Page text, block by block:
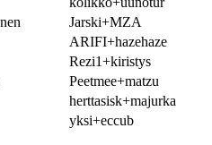
Jarski+MZA
ARIFI+hazehaze
Rezi1+kiristys
Peetmee+matzu
herttasisk+majurka
yksi+eccub